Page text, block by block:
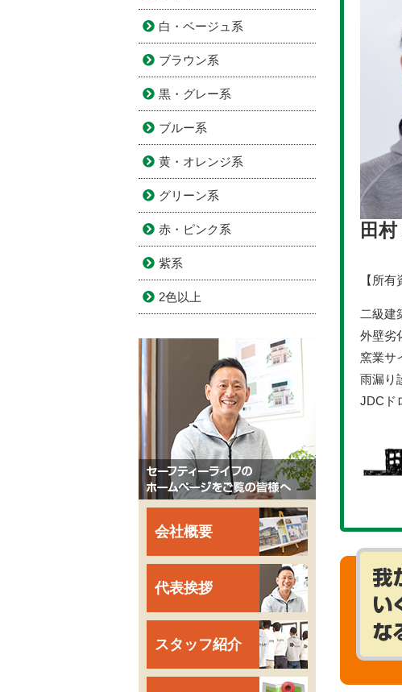
田
【所有
二級建
外壁劣
窯業サ
雨漏り
JDCド
白・ベージュ系
ブラウン系
黒・グレー系
ブルー系
黄・オレンジ系
グリーン系
赤・ピンク系
紫系
2色以上
会社概要
代表挨拶
スタッフ紹介